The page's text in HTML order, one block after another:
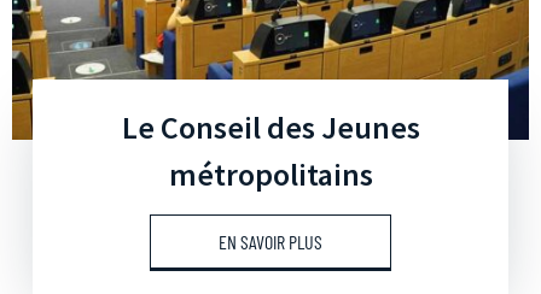
Le Conseil des Jeunes
métropolitains
EN SAVOIR PLUS